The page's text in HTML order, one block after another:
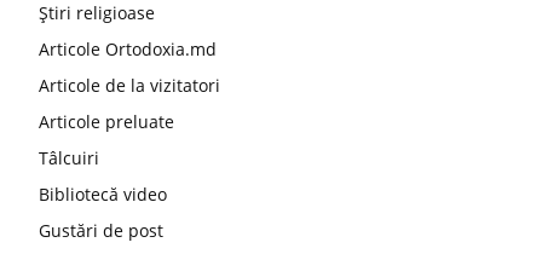
Știri religioase
Articole Ortodoxia.md
Articole de la vizitatori
Articole preluate
Tâlcuiri
Bibliotecă video
Gustări de post